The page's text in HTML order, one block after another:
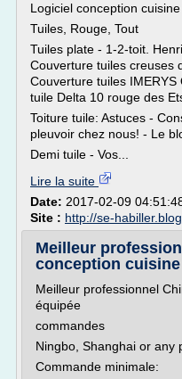
Logiciel conception
Tuiles, Rouge, Tout
Tuiles plate - 1-2-toit.
Couverture tuiles creuses
Couverture tuiles
tuile Delta 10 rouge des
Toiture tuile: Astuces -
pleuvoir chez nous! - Le
Demi tuile - Vos...
Lire la suite
Date: 2017-02-09
Site : http://se-
Meilleur
conception cuisine
Meilleur professionnel
équipée
commandes
Ningbo, Shanghai or any
Commande minimale: